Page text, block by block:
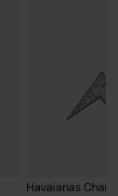
Havaianas